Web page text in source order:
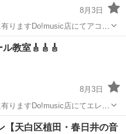
8月3日
りますDo!music店にてアコー
生徒さん募集中です😃曜日や
😋料金が変更になりました🤗
リモート
教室🎸🎸🎸
8月3日
りますDo!music店にてエレキ
ん募集中です😃曜日や時間帯
よる理論やリズム、楽譜読解
エレキギター
【天白区植田・春日井の音